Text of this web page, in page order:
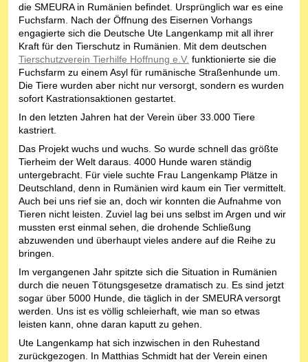
die SMEURA in Rumänien befindet. Ursprünglich war es eine
Fuchsfarm. Nach der Öffnung des Eisernen Vorhangs
engagierte sich die Deutsche Ute Langenkamp mit all ihrer
Kraft für den Tierschutz in Rumänien. Mit dem deutschen
Tierschutzverein Tierhilfe Hoffnung e.V. funktionierte sie die
Fuchsfarm zu einem Asyl für rumänische Straßenhunde um.
Die Tiere wurden aber nicht nur versorgt, sondern es wurden
sofort Kastrationsaktionen gestartet.
In den letzten Jahren hat der Verein über 33.000 Tiere
kastriert.
Das Projekt wuchs und wuchs. So wurde schnell das größte
Tierheim der Welt daraus. 4000 Hunde waren ständig
untergebracht. Für viele suchte Frau Langenkamp Plätze in
Deutschland, denn in Rumänien wird kaum ein Tier vermittelt.
Auch bei uns rief sie an, doch wir konnten die Aufnahme von
Tieren nicht leisten. Zuviel lag bei uns selbst im Argen und wir
mussten erst einmal sehen, die drohende Schließung
abzuwenden und überhaupt vieles andere auf die Reihe zu
bringen.
Im vergangenen Jahr spitzte sich die Situation in Rumänien
durch die neuen Tötungsgesetze dramatisch zu. Es sind jetzt
sogar über 5000 Hunde, die täglich in der SMEURA versorgt
werden. Uns ist es völlig schleierhaft, wie man so etwas
leisten kann, ohne daran kaputt zu gehen.
Ute Langenkamp hat sich inzwischen in den Ruhestand
zurückgezogen. In Matthias Schmidt hat der Verein einen